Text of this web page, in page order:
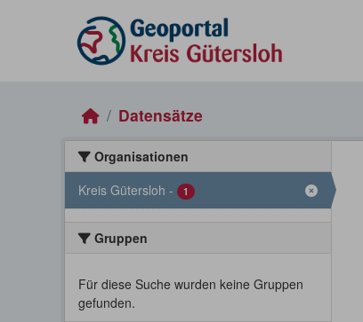
Datensätze
Organisationen
Kreis Gütersloh - 1
Gruppen
Für diese Suche wurden keine Gruppen
gefunden.